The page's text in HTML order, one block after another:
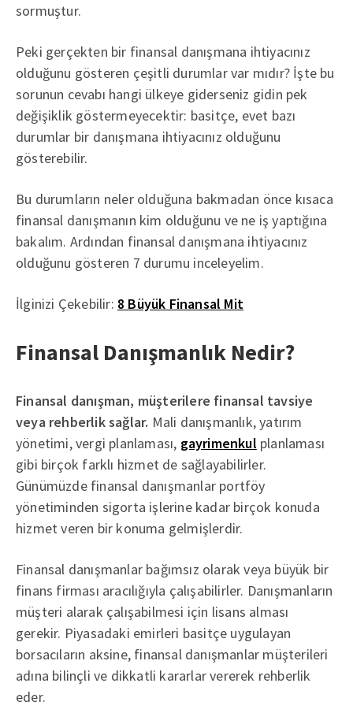
sormuştur.
Peki gerçekten bir finansal danışmana ihtiyacınız
olduğunu gösteren çeşitli durumlar var mıdır? İşte bu
sorunun cevabı hangi ülkeye giderseniz gidin pek
değişiklik göstermeyecektir: basitçe, evet bazı
durumlar bir danışmana ihtiyacınız olduğunu
gösterebilir.
Bu durumların neler olduğuna bakmadan önce kısaca
finansal danışmanın kim olduğunu ve ne iş yaptığına
bakalım. Ardından finansal danışmana ihtiyacınız
olduğunu gösteren 7 durumu inceleyelim.
İlginizi Çekebilir: 8 Büyük Finansal Mit
Finansal Danışmanlık Nedir?
Finansal danışman, müşterilere finansal tavsiye
veya rehberlik sağlar. Mali danışmanlık, yatırım
yönetimi, vergi planlaması, gayrimenkul planlaması
gibi birçok farklı hizmet de sağlayabilirler.
Günümüzde finansal danışmanlar portföy
yönetiminden sigorta işlerine kadar birçok konuda
hizmet veren bir konuma gelmişlerdir.
Finansal danışmanlar bağımsız olarak veya büyük bir
finans firması aracılığıyla çalışabilirler. Danışmanların
müşteri alarak çalışabilmesi için lisans alması
gerekir. Piyasadaki emirleri basitçe uygulayan
borsacıların aksine, finansal danışmanlar müşterileri
adına bilinçli ve dikkatli kararlar vererek rehberlik
eder.